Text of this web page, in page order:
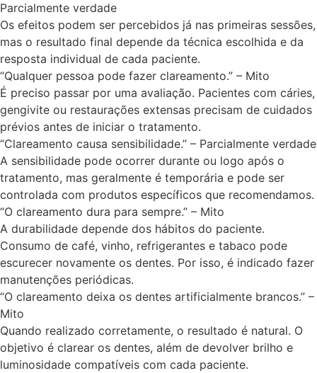
Parcialmente verdade
Os efeitos podem ser percebidos já nas primeiras sessões,
mas o resultado final depende da técnica escolhida e da
resposta individual de cada paciente.
“Qualquer pessoa pode fazer clareamento.” – Mito
É preciso passar por uma avaliação. Pacientes com cáries,
gengivite ou restaurações extensas precisam de cuidados
prévios antes de iniciar o tratamento.
“Clareamento causa sensibilidade.” – Parcialmente verdade
A sensibilidade pode ocorrer durante ou logo após o
tratamento, mas geralmente é temporária e pode ser
controlada com produtos específicos que recomendamos.
“O clareamento dura para sempre.” – Mito
A durabilidade depende dos hábitos do paciente.
Consumo de café, vinho, refrigerantes e tabaco pode
escurecer novamente os dentes. Por isso, é indicado fazer
manutenções periódicas.
“O clareamento deixa os dentes artificialmente brancos.” –
Mito
Quando realizado corretamente, o resultado é natural. O
objetivo é clarear os dentes, além de devolver brilho e
luminosidade compatíveis com cada paciente.